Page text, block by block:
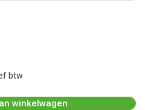
btw
winkelwagen